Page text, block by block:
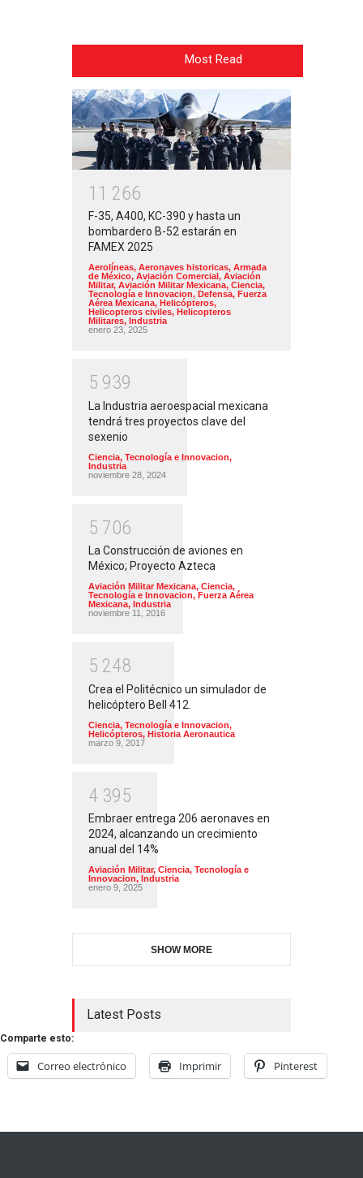
Most Read
1 1 266
F-35, A400, KC-390 y hasta un
bombardero B-52 estarán en
FAMEX 2025
Aerolíneas, Aeronaves historicas, Armada
de México, Aviación Comercial, Aviación
Militar, Aviación Militar Mexicana, Ciencia,
Tecnología e Innovacion, Defensa, Fuerza
Aérea Mexicana, Helicópteros,
Helicopteros civiles, Helicopteros
Militares, Industria
enero 23, 2025
5 939
La Industria aeroespacial mexicana
tendrá tres proyectos clave del
sexenio
Ciencia, Tecnología e Innovacion,
Industria
noviembre 28, 2024
5 706
La Construcción de aviones en
México; Proyecto Azteca
Aviación Militar Mexicana, Ciencia,
Tecnología e Innovacion, Fuerza Aérea
Mexicana, Industria
noviembre 11, 2016
5 248
Crea el Politécnico un simulador de
helicóptero Bell 412.
Ciencia, Tecnología e Innovacion,
Helicópteros, Historia Aeronautica
marzo 9, 2017
4 395
Embraer entrega 206 aeronaves en
2024, alcanzando un crecimiento
anual del 14%
Aviación Militar, Ciencia, Tecnología e
Innovacion, Industria
enero 9, 2025
SHOW MORE
Latest Posts
Comparte esto:
Correo electrónico Imprimir Pinterest